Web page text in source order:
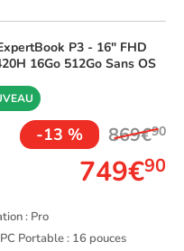
P3 - 16" FHD
16Go 512Go Sans OS
-13 % 869€90
749€90
: Pro
Portable : 16 pouces